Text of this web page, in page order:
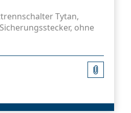
Tytan,
ohne